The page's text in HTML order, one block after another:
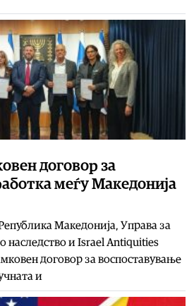
договор за
меѓу Македонија
Македонија, Управа за
наследство и Israel Antiquities
договор за воспоставување
и